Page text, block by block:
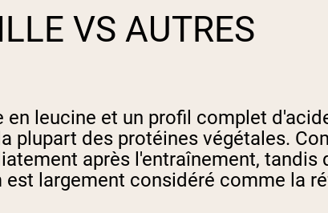
VS AUTRES
leucine et un profil complet
plupart des protéines végétales.
après l'entraînement,
largement considéré comme la